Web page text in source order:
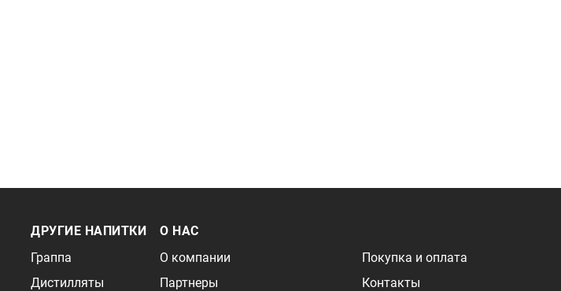
ДРУГИЕ НАПИТКИ
Граппа
Дистилляты
О НАС
О компании
Партнеры
Покупка и оплата
Контакты